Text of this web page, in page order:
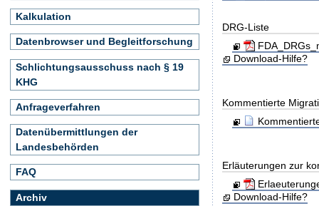
DRG-Liste
Download-Hilfe?
Kommentierte
Erläuterungen zur
Download-Hilfe?
Kalkulation
Datenbrowser und Begleitforschung
Schlichtungsausschuss nach § 19
KHG
Anfrageverfahren
Datenübermittlungen der
Landesbehörden
FAQ
Archiv